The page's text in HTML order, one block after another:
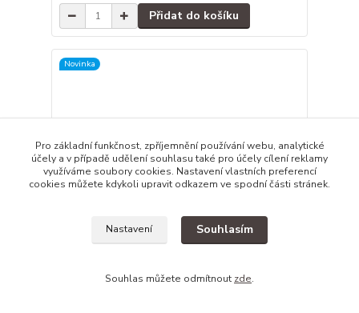
Přidat do košíku
Novinka
Pro základní funkčnost, zpříjemnění používání webu, analytické
účely a v případě udělení souhlasu také pro účely cílení reklamy
využíváme soubory cookies. Nastavení vlastních preferencí
cookies můžete kdykoli upravit odkazem ve spodní části stránek.
Nastavení Souhlasím
Souhlas můžete odmítnout zde.